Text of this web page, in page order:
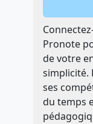
Pronote
de votre
simplicité.
ses
du temps